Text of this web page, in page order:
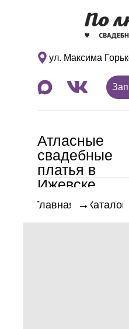
ул. Максима
Атласные
свадебные
платья в
Ижевске
Каталог
Главная →